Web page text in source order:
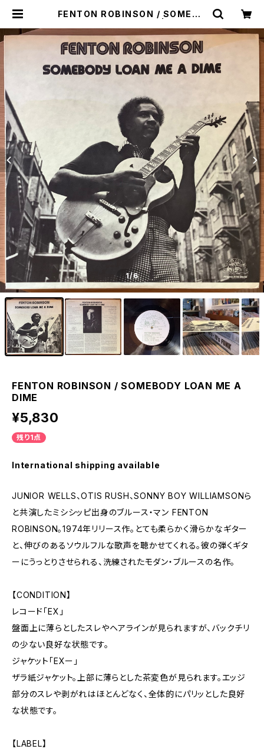
FENTON ROBINSON / SOMEBO
Soul Records
1/6
FENTON ROBINSON / SOMEBODY LOAN ME A
DIME
¥5,830
残り1点
International shipping available
JUNIOR WELLS、OTIS RUSH、SONNY BOY WILLIAMSONら
と共演したミシシッピ出身のブルース・マン FENTON
ROBINSON。1974年リリース作。とても柔らかく滑らかなギター
と、伸びのあるソウルフルな歌声を聴かせてくれる。彼の弾くギタ
ーにうっとりさせられる、洗練されたモダン・ブルースの名作。
【CONDITION】
レコード「EX」
盤面上に薄らとしたスレやヘアラインが見られますが、バックチリ
の少ない良好な状態です。
ジャケット「EXー」
ザラ紙ジャケット。上部に薄らとした茶変色が見られます。エッジ
部分のスレや剥がれはほとんどなく、全体的にパリッとした良好
な状態です。
【LABEL】